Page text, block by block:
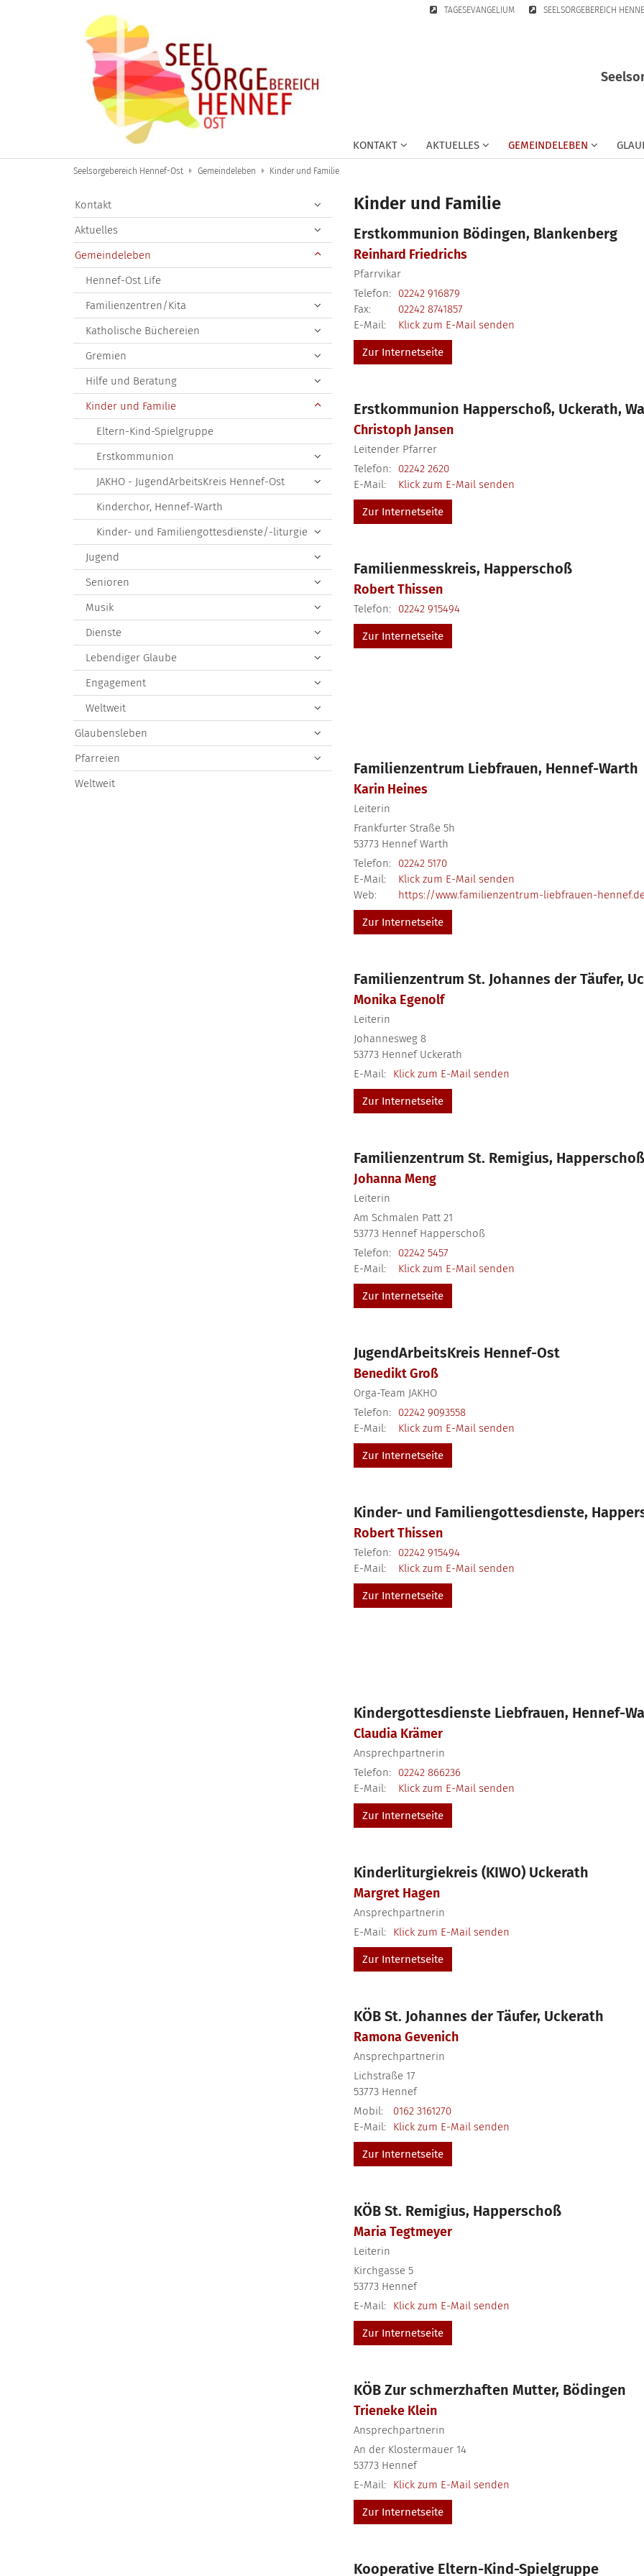
TAGESEVANGELIUM SEELSORGEBEREICH
KONTAKT AKTUELLES GEMEINDELEBEN
Seelsorgebereich Hennef-Ost Gemeindeleben Kinder und Familie
Kinder und Familie
Erstkommunion Bödingen, Blankenberg
Reinhard Friedrichs
Pfarrvikar
Telefon:
02242 916879
Fax:
02242 8741857
E-Mail:
Klick zum E-Mail senden
Zur Internetseite
Erstkommunion Happerschoß, Uckerath,
Christoph Jansen
Leitender Pfarrer
Telefon:
02242 2620
E-Mail:
Klick zum E-Mail senden
Zur Internetseite
Familienmesskreis, Happerschoß
RobertThissen
Telefon: 02242 915494
Zur Internetseite
Familienzentrum Liebfrauen, Hennef-Warth
Karin Heines
Leiterin
Frankfurter Straße 5h
53773 Hennef Warth
Telefon:
02242 5170
E-Mail:
Klick zum E-Mail senden
Web:
https://www.familienzentrum-liebfrauen-
Zur Internetseite
Familienzentrum St. Johannes der Täufer,
Monika Egenolf
Leiterin
Johannesweg 8
53773 Hennef Uckerath
E-Mail:
Klick zum E-Mail senden
Zur Internetseite
Familienzentrum St. Remigius, Happerschoß
JohannaMeng
Leiterin
Am Schmalen Patt 21
53773 Hennef Happerschoß
Telefon:
02242 5457
E-Mail:
Klick zum E-Mail senden
Zur Internetseite
JugendArbeitsKreis Hennef-Ost
BenediktGroß
Orga-Team JAKHO
Telefon:
02242 9093558
E-Mail:
Klick zum E-Mail senden
Zur Internetseite
Kinder- und Familiengottesdienste,
RobertThissen
Telefon:
02242 915494
E-Mail:
Klick zum E-Mail senden
Zur Internetseite
Kindergottesdienste Liebfrauen, Hennef-
Claudia Krämer
Ansprechpartnerin
Telefon:
02242 866236
E-Mail:
Klick zum E-Mail senden
Zur Internetseite
Kinderliturgiekreis (KIWO) Uckerath
Margret Hagen
Ansprechpartnerin
E-Mail:
Klick zum E-Mail senden
Zur Internetseite
KÖB St. Johannes der Täufer, Uckerath
RamonaGevenich
Ansprechpartnerin
Lichstraße 17
53773 Hennef
Mobil:
0162 3161270
E-Mail:
Klick zum E-Mail senden
Zur Internetseite
KÖB St. Remigius, Happerschoß
MariaTegtmeyer
Leiterin
Kirchgasse 5
53773 Hennef
E-Mail:
Klick zum E-Mail senden
Zur Internetseite
KÖB Zur schmerzhaften Mutter, Bödingen
Trieneke Klein
Ansprechpartnerin
An der Klostermauer 14
53773 Hennef
E-Mail:
Klick zum E-Mail senden
Zur Internetseite
Kooperative Eltern-Kind-Spielgruppe
Kontakt
Aktuelles
Gemeindeleben
Hennef-Ost Life
Familienzentren/Kita
Katholische Büchereien
Gremien
Hilfe und Beratung
Kinder und Familie
Eltern-Kind-Spielgruppe
Erstkommunion
JAKHO - JugendArbeitsKreis Hennef-Ost
Kinderchor, Hennef-Warth
Kinder- und Familiengottesdienste/-liturgie
Jugend
Senioren
Musik
Dienste
Lebendiger Glaube
Engagement
Weltweit
Glaubensleben
Pfarreien
Weltweit